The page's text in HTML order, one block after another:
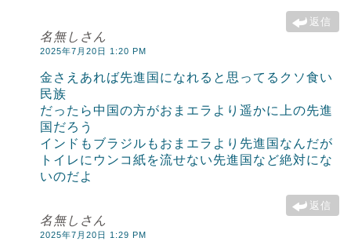
返信
名無しさん
2025年7月20日 1:20 PM
金さえあれば先進国になれると思ってるクソ食い
民族
だったら中国の方がおまエラより遥かに上の先進
国だろう
インドもブラジルもおまエラより先進国なんだが
トイレにウンコ紙を流せない先進国など絶対にな
いのだよ
返信
名無しさん
2025年7月20日 1:29 PM